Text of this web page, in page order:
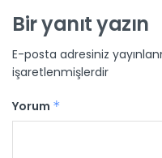
Bir yanıt yazın
E-posta adresiniz
işaretlenmişlerdir
Yorum *